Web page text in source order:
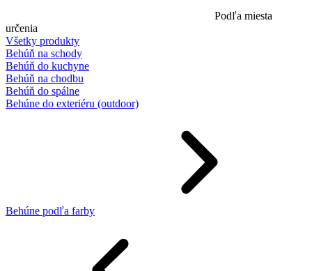
Podľa miesta
určenia
Všetky produkty
Behúň na schody
Behúň do kuchyne
Behúň na chodbu
Behúň do spálne
Behúne do exteriéru (outdoor)
Behúne podľa farby